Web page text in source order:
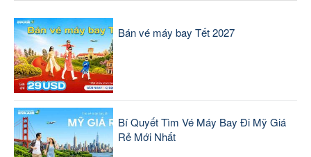
Bán vé máy bay Tết 2027
Bí Quyết Tìm Vé Máy Bay Đi Mỹ Giá
Rẻ Mới Nhất